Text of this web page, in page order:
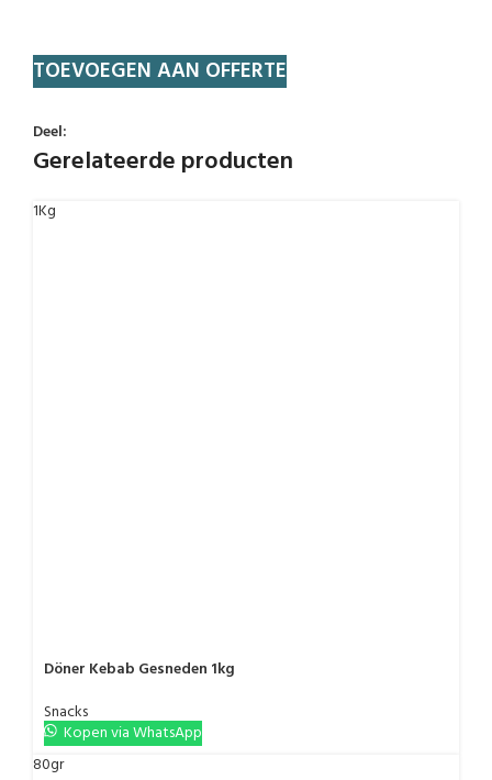
TOEVOEGEN AAN OFFERTE
Deel:
Gerelateerde producten
1Kg
Döner Kebab Gesneden 1kg
Snacks
Kopen via WhatsApp
80gr